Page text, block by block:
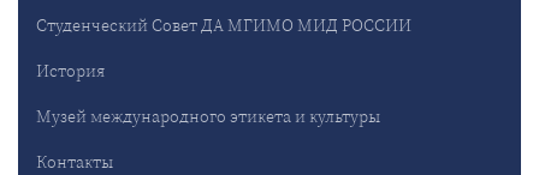
Студенческий Совет ДА МГИМО МИД РОССИИ
История
Музей международного этикета и культуры
Контакты